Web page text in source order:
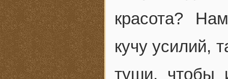
красота?
кучу усилий,
туши, чтобы